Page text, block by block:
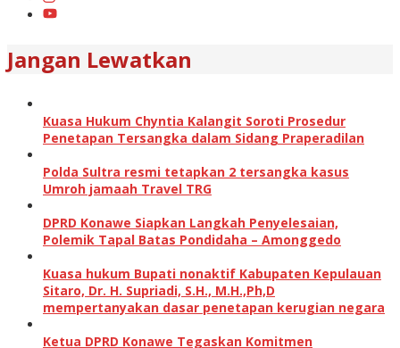
Jangan Lewatkan
Kuasa Hukum Chyntia Kalangit Soroti Prosedur
Penetapan Tersangka dalam Sidang Praperadilan
Polda Sultra resmi tetapkan 2 tersangka kasus
Umroh jamaah Travel TRG
DPRD Konawe Siapkan Langkah Penyelesaian,
Polemik Tapal Batas Pondidaha – Amonggedo
Kuasa hukum Bupati nonaktif Kabupaten Kepulauan
Sitaro, Dr. H. Supriadi, S.H., M.H.,Ph,D
mempertanyakan dasar penetapan kerugian negara
Ketua DPRD Konawe Tegaskan Komitmen